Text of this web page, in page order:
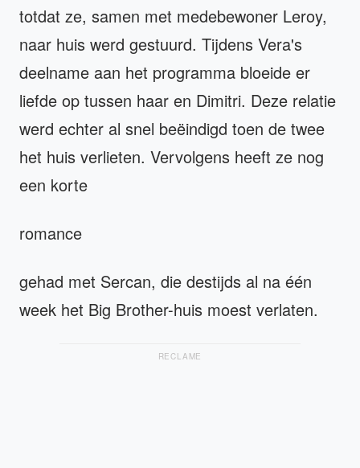
totdat ze, samen met medebewoner Leroy,
naar huis werd gestuurd. Tijdens Vera's
deelname aan het programma bloeide er
liefde op tussen haar en Dimitri. Deze relatie
werd echter al snel beëindigd toen de twee
het huis verlieten. Vervolgens heeft ze nog
een korte
romance
gehad met Sercan, die destijds al na één
week het Big Brother-huis moest verlaten.
RECLAME